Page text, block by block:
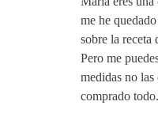
me he
sobre la receta
Pero me
medidas no
comprado todo.